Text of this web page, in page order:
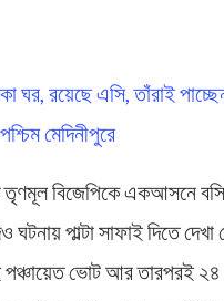
ঘর, রয়েছে এসি, তাঁরাই
মেদিনীপুরে
বিজেপিকে একআসনে
ঘটনায় পাল্টা সাফাই দিতে দেখা
পঞ্চায়েত ভোট আর তারপরই ২৪